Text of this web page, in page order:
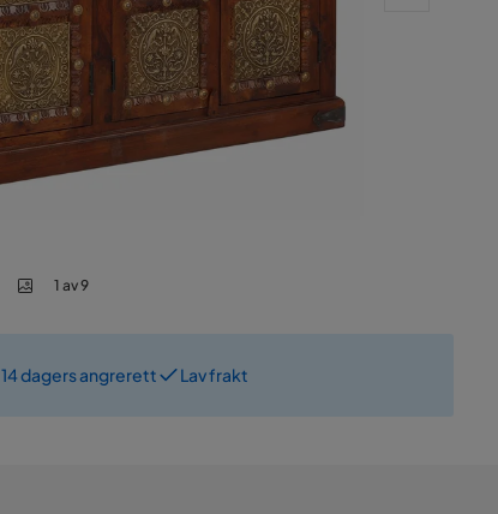
1 av 9
14 dagers angrerett Lav frakt